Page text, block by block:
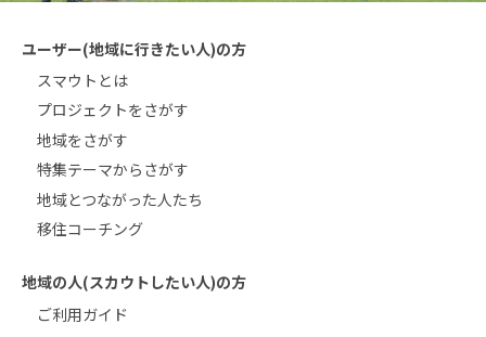
ユーザー(地域に行きたい人)の方
スマウトとは
プロジェクトをさがす
地域をさがす
特集テーマからさがす
地域とつながった人たち
移住コーチング
地域の人(スカウトしたい人)の方
ご利用ガイド